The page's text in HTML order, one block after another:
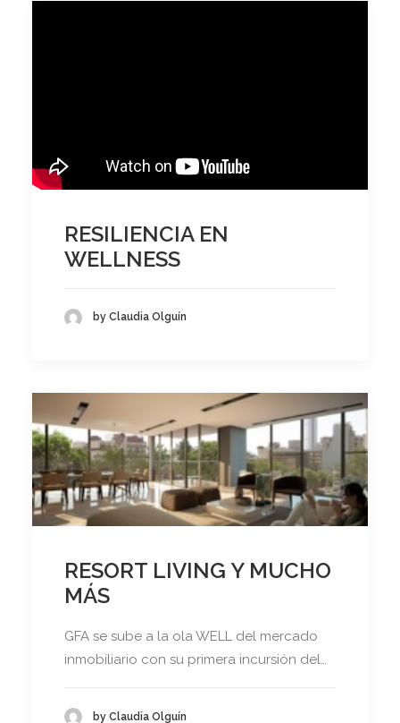
RESILIENCIA EN
WELLNESS
by Claudia Olguín
RESORT LIVING Y MUCHO
MÁS
GFA se sube a la ola WELL del mercado
inmobiliario con su primera incursión del…
by Claudia Olguín